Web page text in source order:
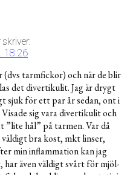
skriver:
18:26
(dvs tarmfickor) och när de blir
det divertikulit. Jag är drygt
sjuk för ett par år sedan, ont i
sig vara divertikulit och
”lite hål” på tarmen. Var då
bra kost, mkt linser,
min inflammation kan jag
har även väldigt svårt för mjöl-